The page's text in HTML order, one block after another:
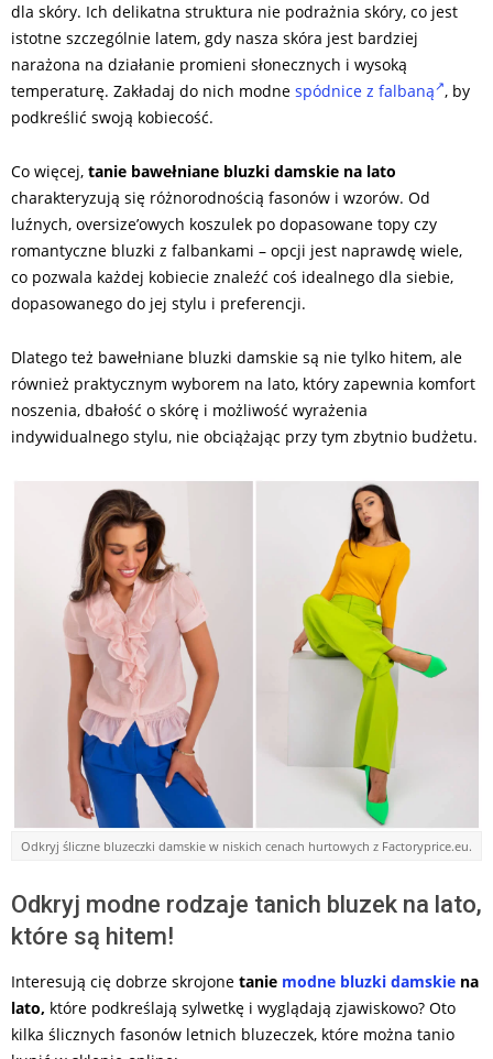
dla skóry. Ich delikatna struktura nie podrażnia skóry, co jest
istotne szczególnie latem, gdy nasza skóra jest bardziej
narażona na działanie promieni słonecznych i wysoką
temperaturę. Zakładaj do nich modne spódnice z falbaną , by
podkreślić swoją kobiecość.
Co więcej, tanie bawełniane bluzki damskie na lato
charakteryzują się różnorodnością fasonów i wzorów. Od
luźnych, oversize’owych koszulek po dopasowane topy czy
romantyczne bluzki z falbankami – opcji jest naprawdę wiele,
co pozwala każdej kobiecie znaleźć coś idealnego dla siebie,
dopasowanego do jej stylu i preferencji.
Dlatego też bawełniane bluzki damskie są nie tylko hitem, ale
również praktycznym wyborem na lato, który zapewnia komfort
noszenia, dbałość o skórę i możliwość wyrażenia
indywidualnego stylu, nie obciążając przy tym zbytnio budżetu.
Odkryj śliczne bluzeczki damskie w niskich cenach hurtowych z Factoryprice.eu.
Odkryj modne rodzaje tanich bluzek na lato,
które są hitem!
Interesują cię dobrze skrojone tanie modne bluzki damskie na
lato, które podkreślają sylwetkę i wyglądają zjawiskowo? Oto
kilka ślicznych fasonów letnich bluzeczek, które można tanio